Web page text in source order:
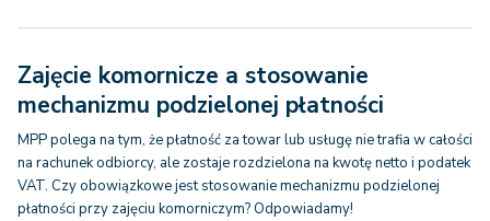
Zajęcie komornicze a stosowanie
mechanizmu podzielonej płatności
MPP polega na tym, że płatność za towar lub usługę nie trafia w całości
na rachunek odbiorcy, ale zostaje rozdzielona na kwotę netto i podatek
VAT. Czy obowiązkowe jest stosowanie mechanizmu podzielonej
płatności przy zajęciu komorniczym? Odpowiadamy!